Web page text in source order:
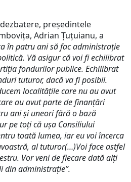
preşedintele
Adrian Ţuţuianu, a
în patru ani să fac administraţie
Vă asigur că voi fi echilibrat
fondurilor publice. Echilibrat
tuturor, dacă va fi posibil.
localităţile care nu au avut
au avut parte de finanţări
ani şi uneori fără o bază
pe toţi că uşa Consiliului
toată lumea, iar eu voi încerca
al tuturor(…)Voi face astfel
Vor veni de fiecare dată alţi
din administraţie”.